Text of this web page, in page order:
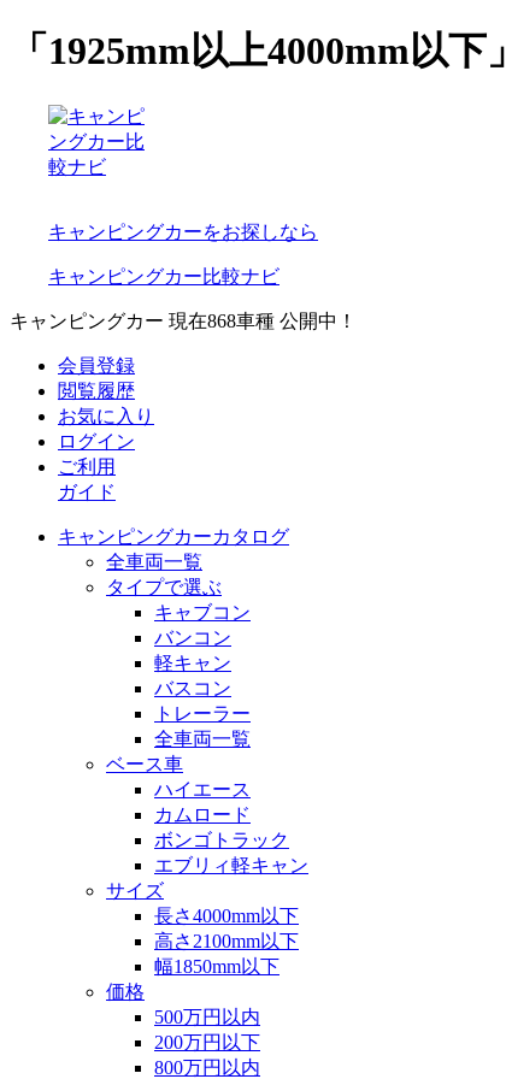
「1925mm以上4000mm以
キャンピングカーをお探しなら
キャンピングカー比較ナビ
キャンピングカー 現在868車種 公開中！
会員登録
閲覧履歴
お気に入り
ログイン
ご利用
ガイド
キャンピングカーカタログ
全車両一覧
タイプで選ぶ
キャブコン
バンコン
軽キャン
バスコン
トレーラー
全車両一覧
ベース車
ハイエース
カムロード
ボンゴトラック
エブリィ軽キャン
サイズ
長さ4000mm以下
高さ2100mm以下
幅1850mm以下
価格
500万円以内
200万円以下
800万円以内